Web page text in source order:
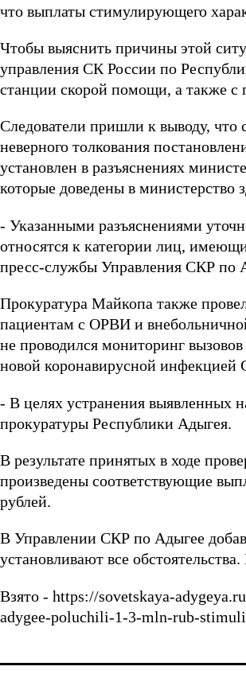
что выплаты стимулирующего
Чтобы выяснить причины этой
управления СК России по
станции скорой помощи, а также с
Следователи пришли к выводу, что
неверного толкования
установлен в разъяснениях
которые доведены в министерство
- Указанными разъяснениями
относятся к категории лиц,
пресс-службы Управления СКР по
Прокуратура Майкопа также
пациентам с ОРВИ и
не проводился мониторинг
новой коронавирусной инфекцией
- В целях устранения выявленных
прокуратуры Республики Адыгея.
В результате принятых в ходе
произведены соответствующие
рублей.
В Управлении СКР по Адыгее
установливают все
Взято - https://sovetskaya-
adygee-poluchili-1-3-mln-rub-